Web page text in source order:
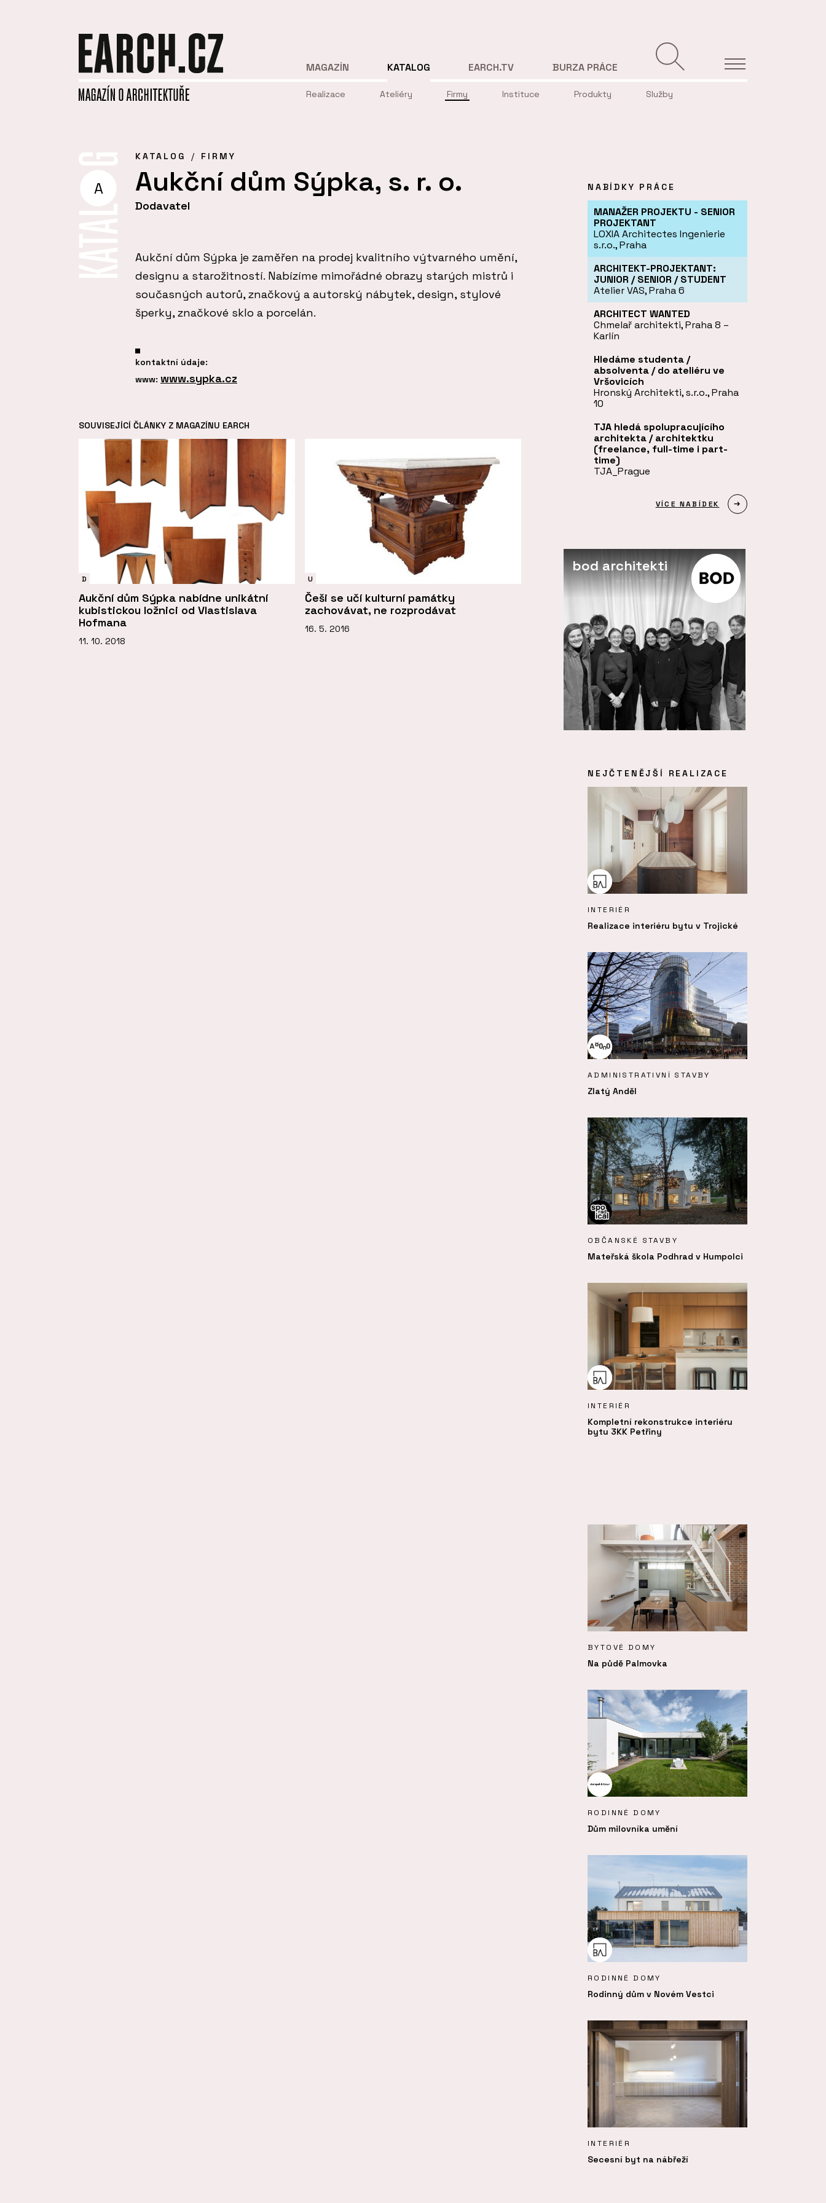
MAGAZÍN KATALOG
Realizace Ateliéry Firmy Instituce Produkty Služby
EARCH.TV BURZA PRÁCE
A
KATALOG FIRMY
Aukční dům Sýpka, s. r. o.
Dodavatel
Aukční dům Sýpka je zaměřen na prodej kvalitního výtvarného umění,
designu a starožitností. Nabízíme mimořádné obrazy starých mistrů i
současných autorů, značkový a autorský nábytek, design, stylové
šperky, značkové sklo a porcelán.
kontaktní údaje:
www: www.sypka.cz
SOUVISEJÍCÍ ČLÁNKY Z MAGAZÍNU EARCH
D
Aukční dům Sýpka nabídne unikátní
kubistickou ložnici od Vlastislava
Hofmana
11. 10. 2018
U
Češi se učí kulturní památky
zachovávat, ne rozprodávat
16. 5. 2016
NABÍDKY PRÁCE
MANAŽER PROJEKTU - SENIOR
PROJEKTANT
LOXIA Architectes Ingenierie
s.r.o., Praha
ARCHITEKT-PROJEKTANT:
JUNIOR / SENIOR / STUDENT
Atelier VAS, Praha 6
ARCHITECT WANTED
Chmelař architekti, Praha 8 –
Karlín
Hledáme studenta /
absolventa / do ateliéru ve
Vršovicích
Hronský Architekti, s.r.o., Praha
10
TJA hledá spolupracujícího
architekta / architektku
(freelance, full-time i part-
time)
TJA_Prague
VÍCE NABÍDEK
bod architekti
NEJČTENĚJŠÍ REALIZACE
INTERIÉR
Realizace interiéru bytu v Trojické
ADMINISTRATIVNÍ STAVBY
Zlatý Anděl
OBČANSKÉ STAVBY
Mateřská škola Podhrad v Humpolci
INTERIÉR
Kompletní rekonstrukce interiéru
bytu 3KK Petřiny
BYTOVÉ DOMY
Na půdě Palmovka
RODINNÉ DOMY
Dům milovníka umění
RODINNÉ DOMY
Rodinný dům v Novém Vestci
INTERIÉR
Secesní byt na nábřeží